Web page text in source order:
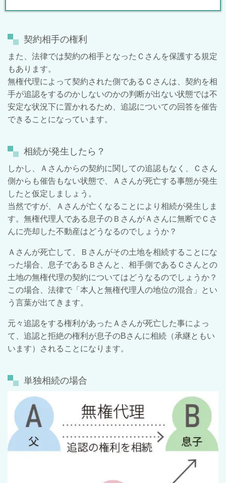
契約相手の権利
また、法律では契約の相手となったＣさんを保護する規定
もあります。
無権代理によって契約された側であるＣさんは、契約を相
手が追認をするのかしないのかの判断が出ない状態では不
安定な状況下に置かれるため、追認についての回答を催告
できることになっています。
相続が発生したら？
しかし、Ａさんからの契約に関しての追認もなく、Ｃさん
側からも催告もない状態で、Ａさんが死亡する事態が発生
したと仮定しましょう。
当然ですが、Ａさんが亡くなることにより相続が発生しま
す。無権代理人である息子のＢさんがＡさんに無断でＣさ
んに売却した不動産はどうなるのでしょうか？
Ａさんが死亡して、Ｂさんがその土地を相続することにな
った場合、息子であるＢさんと、相手側であるＣさんとの
土地の無権代理の契約についてはどうなるのでしょうか？
この場合、法律で「本人と無権代理人の地位の混合」とい
う言葉が出てきます。
元々追認をする権利があったＡさんが死亡した事によっ
て、追認と拒絶の権利が息子のBさんに相続（承継ともい
います）されることになります。
単独相続の場合